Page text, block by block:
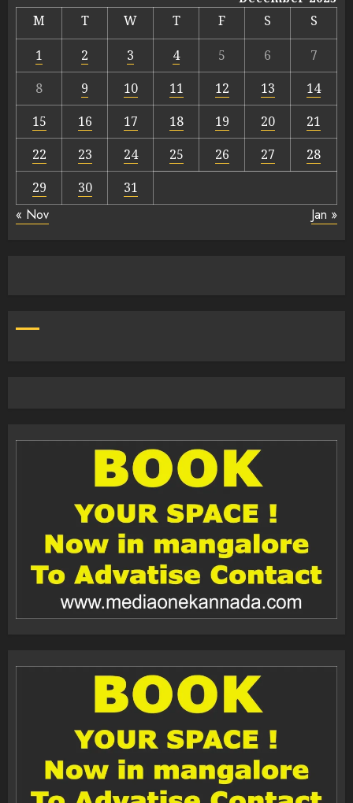
M T W T F S
S
1
2 3 4 5 6
7
8
9 10 11 12 13
14
15
16 17 18 19 20
21
22
23 24 25 26 27
28
29
30 31
« Nov Jan »